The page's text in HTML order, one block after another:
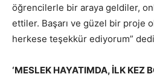
öğrencilerle bir araya geldiler,
ettiler. Başarı ve güzel bir proje
herkese teşekkür ediyorum”
‘MESLEK HAYATIMDA, İLK KEZ